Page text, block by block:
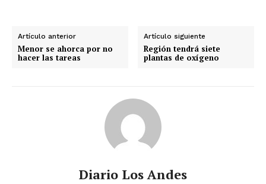
Artículo anterior
Menor se ahorca por no
hacer las tareas
Artículo siguiente
Región tendrá siete
plantas de oxígeno
Diario Los Andes